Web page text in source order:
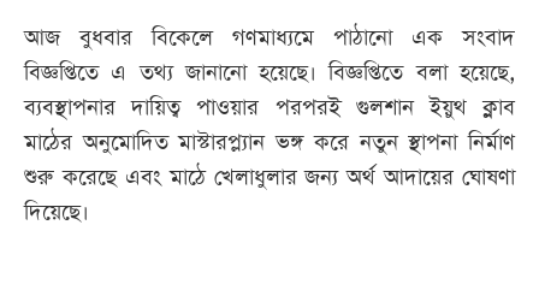
আজ বুধবার বিকেলে গণমাধ্যমে পাঠানো এক সংবাদ
বিজ্ঞপ্তিতে এ তথ্য জানানো হয়েছে। বিজ্ঞপ্তিতে বলা হয়েছে,
ব্যবস্থাপনার দায়িত্ব পাওয়ার পরপরই গুলশান ইয়ুথ ক্লাব
মাঠের অনুমোদিত মাস্টারপ্ল্যান ভঙ্গ করে নতুন স্থাপনা নির্মাণ
শুরু করেছে এবং মাঠে খেলাধুলার জন্য অর্থ আদায়ের ঘোষণা
দিয়েছে।